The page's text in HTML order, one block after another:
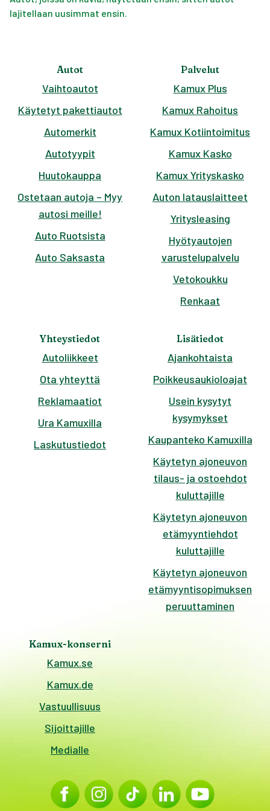
lajitellaan uusimmat ensin.
Autot
Vaihtoautot
Käytetyt pakettiautot
Automerkit
Autotyypit
Huutokauppa
Ostetaan autoja – Myy
autosi meille!
Auto Ruotsista
Auto Saksasta
Palvelut
Kamux Plus
Kamux Rahoitus
Kamux Kotiintoimitus
Kamux Kasko
Kamux Yrityskasko
Auton latauslaitteet
Yritysleasing
Hyötyautojen
varustelupalvelu
Vetokoukku
Renkaat
Yhteystiedot
Autoliikkeet
Ota yhteyttä
Reklamaatiot
Ura Kamuxilla
Laskutustiedot
Lisätiedot
Ajankohtaista
Poikkeusaukioloajat
Usein kysytyt
kysymykset
Kaupanteko Kamuxilla
Käytetyn ajoneuvon
tilaus- ja ostoehdot
kuluttajille
Käytetyn ajoneuvon
etämyyntiehdot
kuluttajille
Käytetyn ajoneuvon
etämyyntisopimuksen
peruuttaminen
Kamux-konserni
Kamux.se
Kamux.de
Vastuullisuus
Sijoittajille
Medialle